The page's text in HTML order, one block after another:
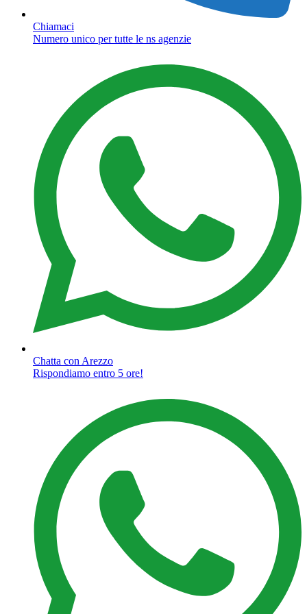
Chiamaci
Numero unico per tutte le ns agenzie
Chatta con Arezzo
Rispondiamo entro 5 ore!